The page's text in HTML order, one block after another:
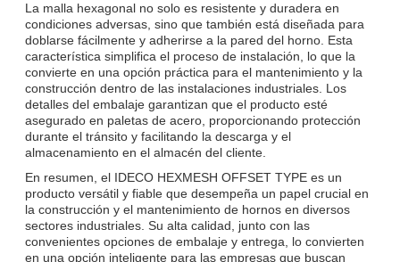
La malla hexagonal no solo es resistente y duradera en
condiciones adversas, sino que también está diseñada para
doblarse fácilmente y adherirse a la pared del horno. Esta
característica simplifica el proceso de instalación, lo que la
convierte en una opción práctica para el mantenimiento y la
construcción dentro de las instalaciones industriales. Los
detalles del embalaje garantizan que el producto esté
asegurado en paletas de acero, proporcionando protección
durante el tránsito y facilitando la descarga y el
almacenamiento en el almacén del cliente.
En resumen, el IDECO HEXMESH OFFSET TYPE es un
producto versátil y fiable que desempeña un papel crucial en
la construcción y el mantenimiento de hornos en diversos
sectores industriales. Su alta calidad, junto con las
convenientes opciones de embalaje y entrega, lo convierten
en una opción inteligente para las empresas que buscan